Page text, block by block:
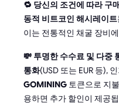
🔁 당신의 조건에 따라 구
동적 비트코인 해시레이트
이는 전통적인 채굴 장비
💸 투명한 수수료 및 다중
통화(USD 또는 EUR 등),
GOMINING 토큰으로 지
용하면 추가 할인이 제공